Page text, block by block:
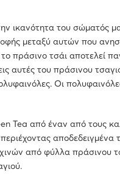
ικανότητα του σώματός
μεταξύ αυτών που
πράσινο τσάι αποτελεί
αυτές του πράσινου
Οι
Tea από έναν από τους
αποδεδειγμένα
από φύλλα πράσινου